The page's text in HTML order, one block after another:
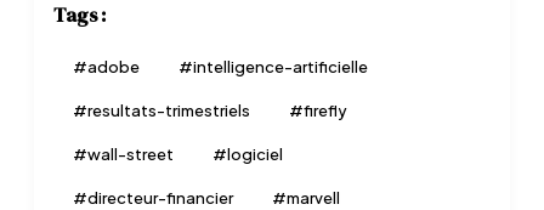
Tags :
#adobe #intelligence-artificielle
#resultats-trimestriels #firefly
#wall-street #logiciel
#directeur-financier #marvell